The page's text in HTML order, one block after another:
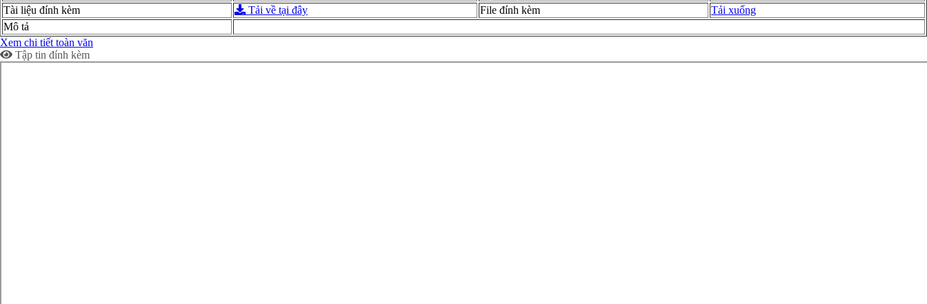
Tài liệu đính kèm
Tải về tại đây File đính kèm
Tải xuống
Mô tả
Xem chi tiết toàn văn
Tập tin đính kèm